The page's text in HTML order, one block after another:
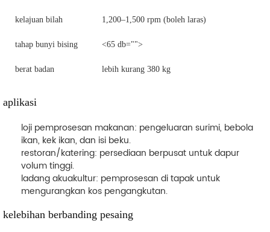
kelajuan bilah 1,200–1,500 rpm (boleh laras)
tahap bunyi bising <65 db="">
berat badan lebih kurang 380 kg
aplikasi
loji pemprosesan makanan: pengeluaran surimi, bebola
ikan, kek ikan, dan isi beku.
restoran/katering: persediaan berpusat untuk dapur
volum tinggi.
ladang akuakultur: pemprosesan di tapak untuk
mengurangkan kos pengangkutan.
kelebihan berbanding pesaing